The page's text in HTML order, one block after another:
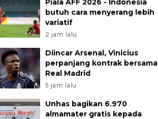
Piala AFF 2026 - Indonesia
butuh cara menyerang lebih
variatif
2 jam lalu
Diincar Arsenal, Vinicius
perpanjang kontrak bersama
Real Madrid
5 jam lalu
Unhas bagikan 6.970
almamater gratis kepada